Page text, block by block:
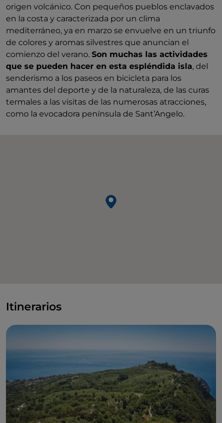
origen volcánico. Con pequeños pueblos enclavados
en la costa y caracterizada por un clima
mediterráneo, ya en marzo se envuelve en un triunfo
de colores y aromas silvestres que anuncian el
comienzo del verano. Son muchas las actividades
que se pueden hacer en esta espléndida isla, del
senderismo a los paseos en bicicleta para los
amantes del deporte y de la naturaleza, de las curas
termales a las visitas de las numerosas atracciones,
como la evocadora península de Sant’Angelo.
Itinerarios